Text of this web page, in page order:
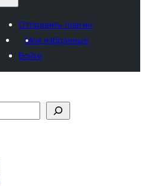
Отправить плагин
Мои избранные
Войти